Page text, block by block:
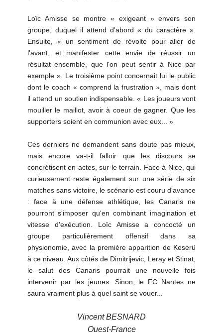
Loïc Amisse se montre « exigeant » envers son
groupe, duquel il attend d'abord « du caractère ».
Ensuite, « un sentiment de révolte pour aller de
l'avant, et manifester cette envie de réussir un
résultat ensemble, que l'on peut sentir à Nice par
exemple ». Le troisième point concernait lui le public
dont le coach « comprend la frustration », mais dont
il attend un soutien indispensable. « Les joueurs vont
mouiller le maillot, avoir à coeur de gagner. Que les
supporters soient en communion avec eux... »
Ces derniers ne demandent sans doute pas mieux,
mais encore va-t-il falloir que les discours se
concrétisent en actes, sur le terrain. Face à Nice, qui
curieusement reste également sur une série de six
matches sans victoire, le scénario est couru d'avance
: face à une défense athlétique, les Canaris ne
pourront s'imposer qu'en combinant imagination et
vitesse d'exécution. Loïc Amisse a concocté un
groupe particulièrement offensif dans sa
physionomie, avec la première apparition de Keserü
à ce niveau. Aux côtés de Dimitrijevic, Leray et Stinat,
le salut des Canaris pourrait une nouvelle fois
intervenir par les jeunes. Sinon, le FC Nantes ne
saura vraiment plus à quel saint se vouer...
Vincent BESNARD
Ouest-France